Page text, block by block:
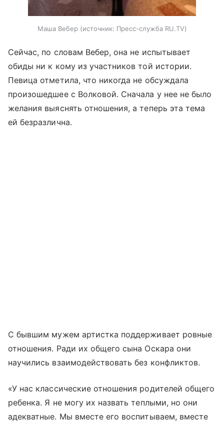
Маша Вебер источник: Пресс-служба RU.TV
Сейчас, по словам Вебер, она не испытывает
обиды ни к кому из участников той истории.
Певица отметила, что никогда не обсуждала
произошедшее с Волковой. Сначала у нее не было
желания выяснять отношения, а теперь эта тема
ей безразлична.
С бывшим мужем артистка поддерживает ровные
отношения. Ради их общего сына Оскара они
научились взаимодействовать без конфликтов.
«У нас классические отношения родителей общего
ребенка. Я не могу их назвать теплыми, но они
адекватные. Мы вместе его воспитываем, вместе